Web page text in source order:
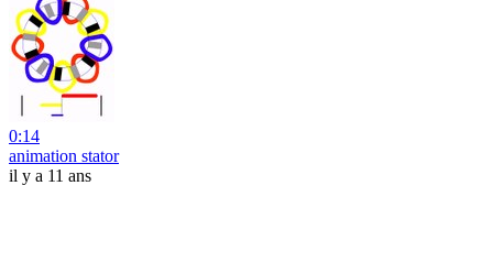
0:14
animation stator
il y a 11 ans